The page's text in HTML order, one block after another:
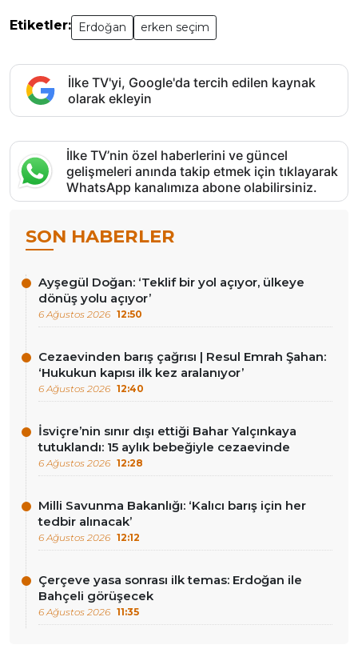
Etiketler: Erdoğan erken seçim
İlke TV'yi, Google'da tercih edilen kaynak
olarak ekleyin
İlke TV’nin özel haberlerini ve güncel
gelişmeleri anında takip etmek için tıklayarak
WhatsApp kanalımıza abone olabilirsiniz.
SON HABERLER
Ayşegül Doğan: ‘Teklif bir yol açıyor, ülkeye
dönüş yolu açıyor’
6 Ağustos 2026 12:50
Cezaevinden barış çağrısı | Resul Emrah Şahan:
‘Hukukun kapısı ilk kez aralanıyor’
6 Ağustos 2026 12:40
İsviçre’nin sınır dışı ettiği Bahar Yalçınkaya
tutuklandı: 15 aylık bebeğiyle cezaevinde
6 Ağustos 2026 12:28
Milli Savunma Bakanlığı: ‘Kalıcı barış için her
tedbir alınacak’
6 Ağustos 2026 12:12
Çerçeve yasa sonrası ilk temas: Erdoğan ile
Bahçeli görüşecek
6 Ağustos 2026 11:35